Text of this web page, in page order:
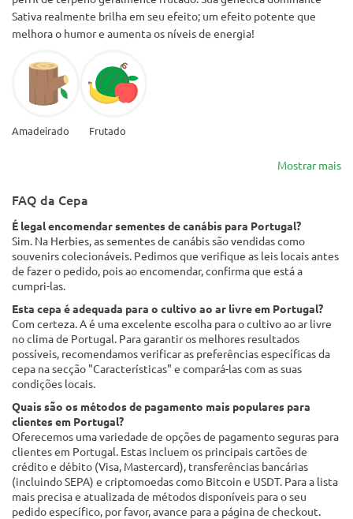
Sativa realmente brilha em seu efeito; um efeito potente que
melhora o humor e aumenta os níveis de energia!
Amadeirado Frutado
Mostrar mais
FAQ da Cepa
É legal encomendar sementes de canábis para Portugal?
Sim. Na Herbies, as sementes de canábis são vendidas como
souvenirs colecionáveis. Pedimos que verifique as leis locais antes
de fazer o pedido, pois ao encomendar, confirma que está a
cumpri-las.
Esta cepa é adequada para o cultivo ao ar livre em Portugal?
Com certeza. A é uma excelente escolha para o cultivo ao ar livre
no clima de Portugal. Para garantir os melhores resultados
possíveis, recomendamos verificar as preferências específicas da
cepa na secção "Características" e compará-las com as suas
condições locais.
Quais são os métodos de pagamento mais populares para
clientes em Portugal?
Oferecemos uma variedade de opções de pagamento seguras para
clientes em Portugal. Estas incluem os principais cartões de
crédito e débito (Visa, Mastercard), transferências bancárias
(incluindo SEPA) e criptomoedas como Bitcoin e USDT. Para a lista
mais precisa e atualizada de métodos disponíveis para o seu
pedido específico, por favor, avance para a página de checkout.